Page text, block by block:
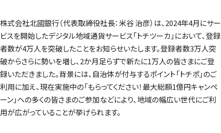
株式会社北國銀行（代表取締役社長：米谷 治彦）は、2024年4月にサー
ビスを開始したデジタル地域通貨サービス「トチツーカ」において、登録
者数が4万人を突破したことをお知らせいたします。登録者数3万人突
破からさらに勢いを増し、2か月足らずで新たに1万人の皆さまにご登
録いただきました。背景には、自治体が付与するポイント「トチポ」のご
利用に加え、現在実施中の「もらってください！最大総額1億円キャンペ
ーン」への多くの皆さまのご参加などにより、地域の幅広い世代にご利
用が広がっていることが挙げられます。